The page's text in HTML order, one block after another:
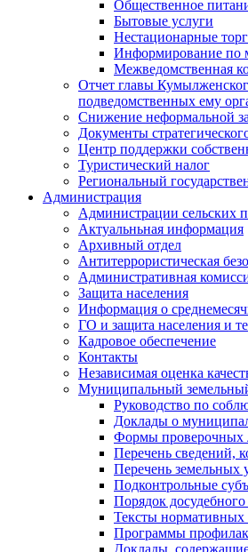
Общественное
Бытовые услуги
Нестационарные
Информирование по
Межведомственная
Отчет главы
подведомственных ему
Снижение неформальной
Документы
Центр поддержки
Туристический налог
Региональный
Администрация
Администрации сельских
Актуальньная информация
Архивный отдел
Антитеррористическая
Административная
Защита населения
Информация о
ГО и защита населения и
Кадровое обеспечение
Контакты
Независимая оценка
Муниципальный
Руководство по
Доклады о
Формы проверочных
Перечень сведений,
Перечень земельных
Подконтрольные
Порядок
Тексты нормативных
Программы
Доклады,